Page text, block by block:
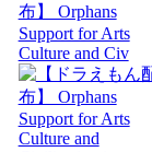
布】 Orphans
Support for Arts
Culture and Civ